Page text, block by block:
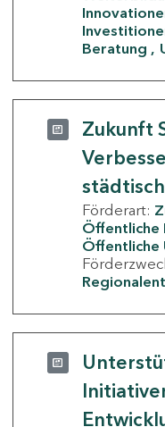
Beratung
Zukunft
Förderart:
Öffentliche
Öffentliche